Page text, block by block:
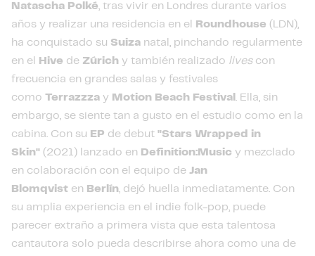
Natascha Polké, tras vivir en Londres durante varios
años y realizar una residencia en el
Roundhouse (LDN),
ha conquistado su Suiza natal, pinchando regularmente
en el
Hive de Zúrich y también realizado livescon
frecuencia en grandes salas y festivales
como Terrazzza y Motion Beach Festival . Ella, sin
embargo, se siente tan a gusto en el estudio como en la
cabina. Con su EP de debut "Stars Wrapped in
Skin" (2021) lanzado en Definition:Music y mezclado
en colaboración con el equipo de Jan
Blomqvist en Berlín, dejó huella inmediatamente. Con
su amplia experiencia en el indie folk-pop, puede
parecer extraño a primera vista que esta talentosa
cantautora solo pueda describirse ahora como una de